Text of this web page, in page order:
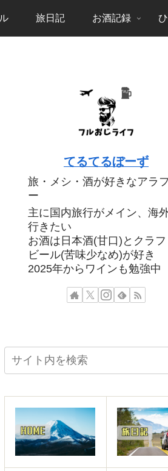
旅日記 お酒記録
てるてるぼーず
旅・メシ・酒が好きなアラ
ー
主に国内旅行がメイン、海
行きたい
お酒は日本酒(甘口)とクラフ
ビール(苦味少なめ)が好き
2025年からワインも勉強中